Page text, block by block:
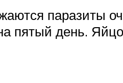
паразиты
пятый день.